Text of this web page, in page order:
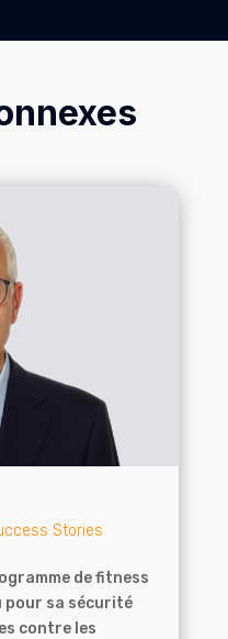
Stories
de fitness
pour sa sécurité
contre les